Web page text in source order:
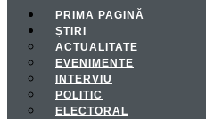
PRIMA PAGINĂ
ȘTIRI
ACTUALITATE
EVENIMENTE
INTERVIU
POLITIC
ELECTORAL